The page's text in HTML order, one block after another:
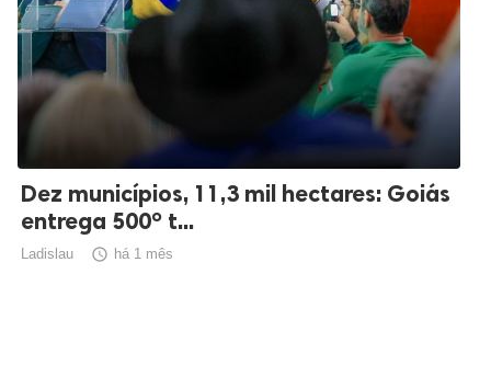
Dez municípios, 11,3 mil hectares: Goiás
entrega 500º t...
Ladislau  há 1 mês